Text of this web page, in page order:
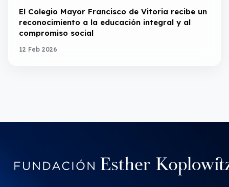
El Colegio Mayor Francisco de Vitoria recibe un
reconocimiento a la educación integral y al
compromiso social
12 Feb 2026